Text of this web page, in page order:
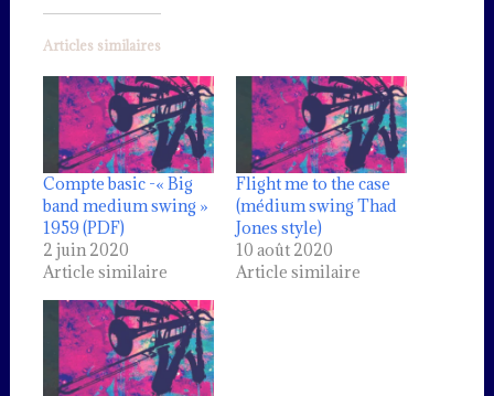
Articles similaires
Compte basic -« Big
band medium swing »
1959 (PDF)
2 juin 2020
Article similaire
Flight me to the case
(médium swing Thad
Jones style)
10 août 2020
Article similaire